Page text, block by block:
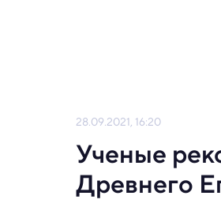
28.09.2021, 16:20
Ученые
Древнего